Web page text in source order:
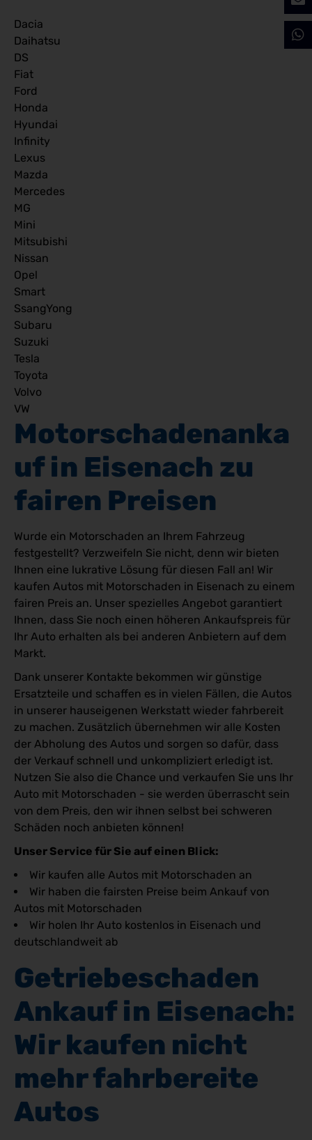
Dacia
Daihatsu
DS
Fiat
Ford
Honda
Hyundai
Infinity
Lexus
Mazda
Mercedes
MG
Mini
Mitsubishi
Nissan
Opel
Smart
SsangYong
Subaru
Suzuki
Tesla
Toyota
Volvo
VW
Motorschadenanka
uf in Eisenach zu
fairen Preisen
Wurde ein Motorschaden an Ihrem Fahrzeug
festgestellt? Verzweifeln Sie nicht, denn wir bieten
Ihnen eine lukrative Lösung für diesen Fall an! Wir
kaufen Autos mit Motorschaden in Eisenach zu einem
fairen Preis an. Unser spezielles Angebot garantiert
Ihnen, dass Sie noch einen höheren Ankaufspreis für
Ihr Auto erhalten als bei anderen Anbietern auf dem
Markt.
Dank unserer Kontakte bekommen wir günstige
Ersatzteile und schaffen es in vielen Fällen, die Autos
in unserer hauseigenen Werkstatt wieder fahrbereit
zu machen. Zusätzlich übernehmen wir alle Kosten
der Abholung des Autos und sorgen so dafür, dass
der Verkauf schnell und unkompliziert erledigt ist.
Nutzen Sie also die Chance und verkaufen Sie uns Ihr
Auto mit Motorschaden - sie werden überrascht sein
von dem Preis, den wir ihnen selbst bei schweren
Schäden noch anbieten können!
Unser Service für Sie auf einen Blick:
Wir kaufen alle Autos mit Motorschaden an
Wir haben die fairsten Preise beim Ankauf von
Autos mit Motorschaden
Wir holen Ihr Auto kostenlos in Eisenach und
deutschlandweit ab
Getriebeschaden
Ankauf in Eisenach:
Wir kaufen nicht
mehr fahrbereite
Autos